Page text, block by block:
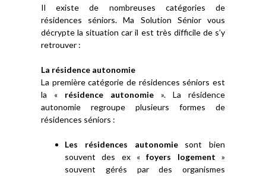
Il existe de nombreuses catégories de
résidences séniors. Ma Solution Sénior vous
décrypte la situation car il est très difficile de s’y
retrouver :
La résidence autonomie
La première catégorie de résidences séniors est
la « résidence autonomie ». La résidence
autonomie regroupe plusieurs formes de
résidences séniors :
Les résidences autonomiesont bien
souvent des ex «foyers logement »
souvent gérés par des organismes